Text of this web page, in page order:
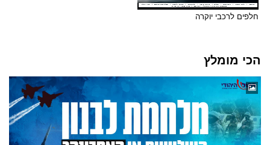
חלפים לרכבי יוקרה
הכי מומלץ